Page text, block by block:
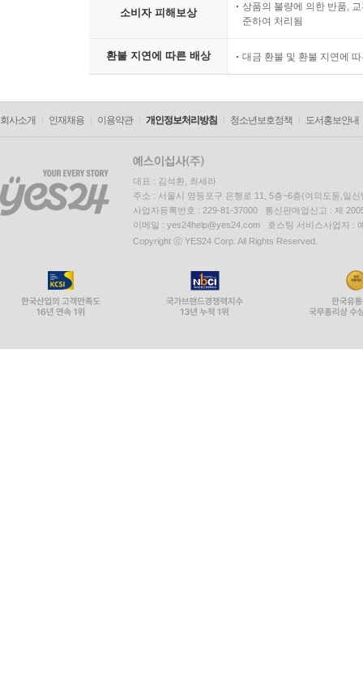
소비자 피해보상
상품의 불량에 의한 반품,
준하여 처리됨
환불 지연에 따른 배상 대금 환불 및 환불 지연에
회사소개 인재채용 이용약관 개인정보처리방침 청소년보호정책 도서홍보안내
대표 : 김석환, 최세라
주소 : 서울시 영등포구 은행로 11, 5층~6층(여의도동,일신
사업자등록번호 : 229-81-37000 통신판매업신고 : 제
이메일 : yes24help@yes24.com 호스팅 서비스사업자 :
Copyright ⓒ YES24 Corp. All Rights Reserved.